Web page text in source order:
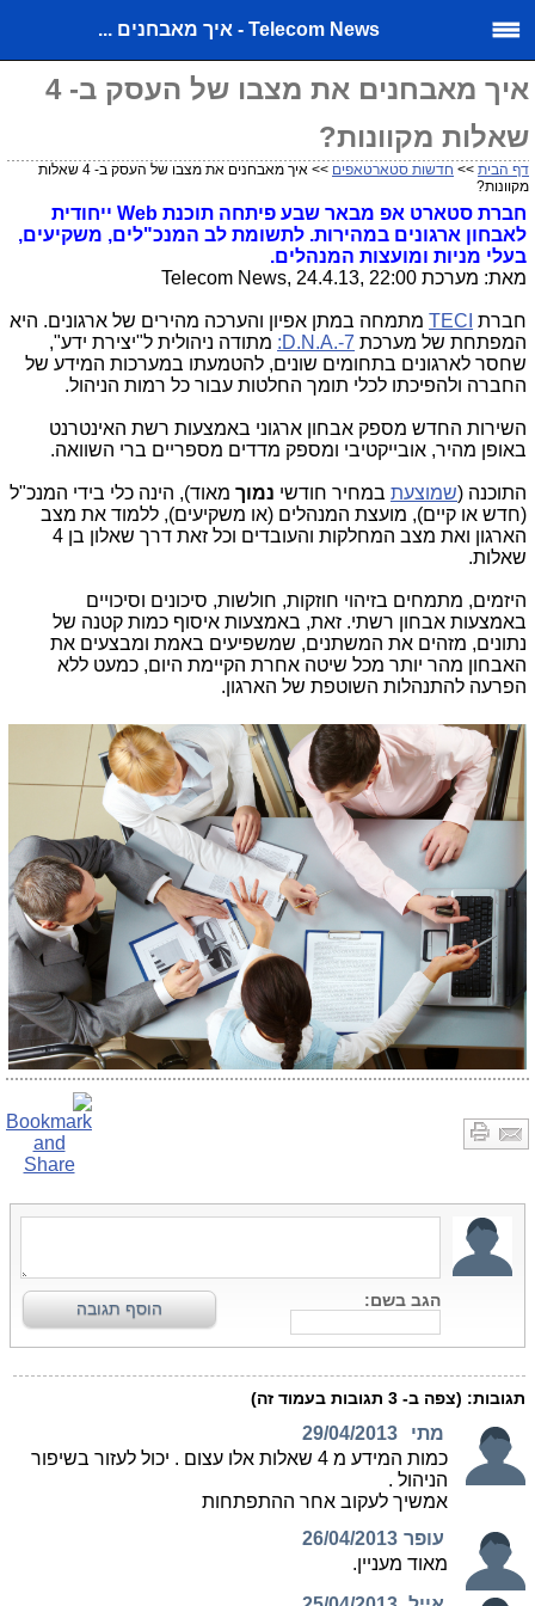
Telecom News - איך מאבחנים ...
איך מאבחנים את מצבו של העסק ב- 4
שאלות מקוונות?
דף הבית >> חדשות סטארטאפים
>> איך מאבחנים את מצבו של העסק ב- 4 שאלות
מקוונות?
חברת סטארט אפ מבאר שבע פיתחה תוכנת
ייחודית
לאבחון ארגונים במהירות. לתשומת לב המנכ"לים, משקיעים,
בעלי מניות ומועצות המנהלים.
מאת: מערכת Telecom News, 24.4.13, 22:00
חברת TECI מתמחה במתן אפיון והערכה מהירים של ארגונים. היא
המפתחת של מערכת D.N.A.-7:
מתודה ניהולית ל"יצירת ידע",
שחסר לארגונים בתחומים שונים, להטמעתו במערכות המידע של
החברה ולהפיכתו לכלי תומך החלטות עבור כל רמות הניהול.
השירות החדש מספק אבחון ארגוני באמצעות רשת האינטרנט
באופן מהיר, אובייקטיבי ומספק מדדים מספריים ברי השוואה.
התוכנה (שמוצעת במחיר חודשי נמוך מאוד), הינה כלי בידי המנכ"ל
(חדש או קיים), מועצת המנהלים (או משקיעים), ללמוד את מצב
הארגון ואת מצב המחלקות והעובדים וכל זאת דרך שאלון בן 4
שאלות.
היזמים, מתמחים בזיהוי חוזקות, חולשות, סיכונים וסיכויים
באמצעות אבחון רשתי. זאת, באמצעות איסוף כמות קטנה של
נתונים, מזהים את המשתנים, שמשפיעים באמת ומבצעים את
האבחון מהר יותר מכל שיטה אחרת הקיימת היום, כמעט ללא
הפרעה להתנהלות השוטפת של הארגון.